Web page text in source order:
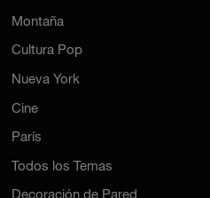
Montaña
Cultura Pop
Nueva York
Cine
París
Todos los Temas